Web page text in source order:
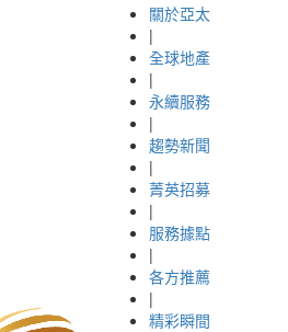
關於亞太
|
全球地產
|
永續服務
|
趨勢新聞
|
菁英招募
|
服務據點
|
各方推薦
|
精彩瞬間